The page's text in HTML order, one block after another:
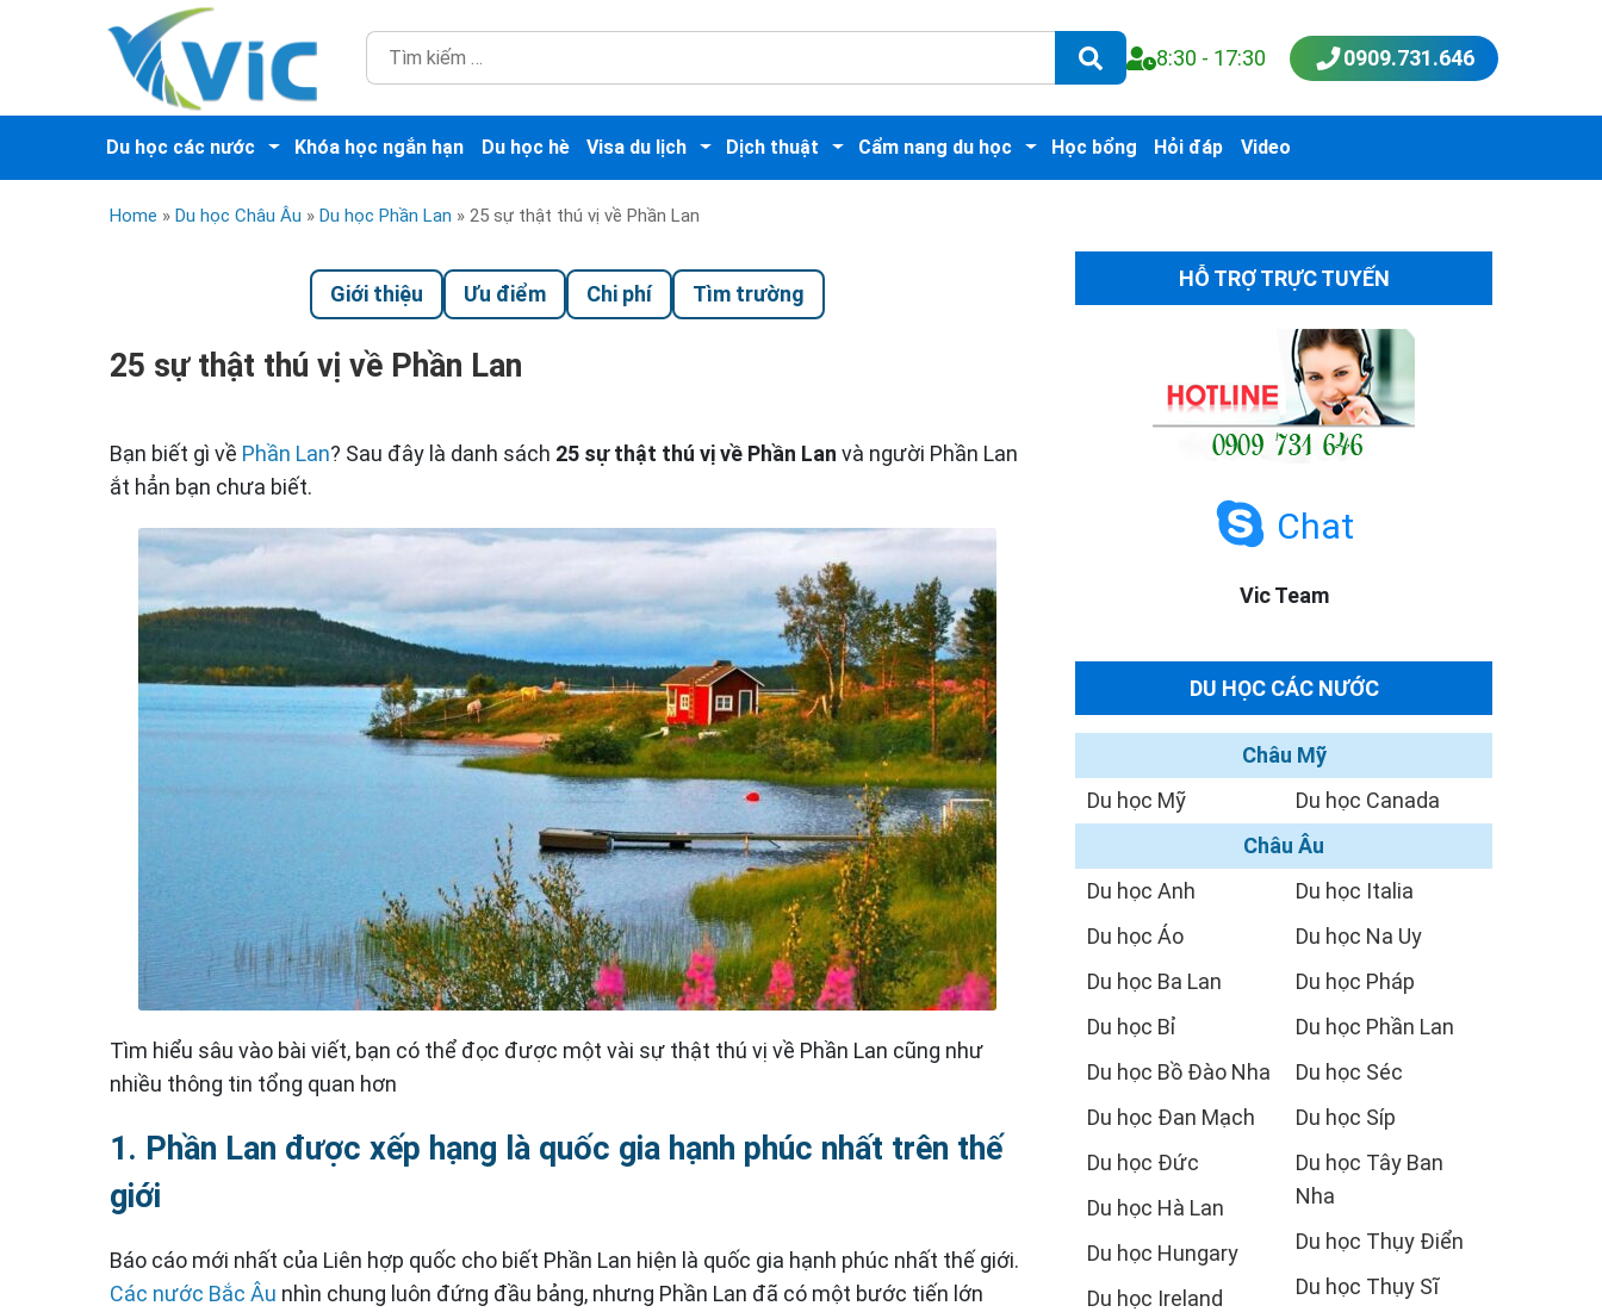
8:30 - 17:30 0909.731.646
Du học các nước Khóa học ngắn hạn Du học hè Visa du lịch Dịch thuật Cẩm nang du học Học bổng Hỏi đáp Video
Home » Du học Châu Âu » Du học Phần Lan » 25 sự thật thú vị về Phần Lan
Giới thiệu Ưu điểm Chi phí Tìm trường
25 sự thật thú vị về Phần Lan
Bạn biết gì về Phần Lan? Sau đây là danh sách 25 sự thật thú vị về Phần Lan và người Phần Lan
ắt hẳn bạn chưa biết.
Tìm hiểu sâu vào bài viết, bạn có thể đọc được một vài sự thật thú vị về Phần Lan cũng như
nhiều thông tin tổng quan hơn
1. Phần Lan được xếp hạng là quốc gia hạnh phúc nhất trên thế
giới
Báo cáo mới nhất của Liên hợp quốc cho biết Phần Lan hiện là quốc gia hạnh phúc nhất thế giới.
Các nước Bắc Âu nhìn chung luôn đứng đầu bảng, nhưng Phần Lan đã có một bước tiến lớn
HỖ TRỢ TRỰC TUYẾN
Chat
Vic Team
DU HỌC CÁC NƯỚC
Châu Mỹ
Du học Mỹ
Du học Canada
Châu Âu
Du học Anh
Du học Áo
Du học Ba Lan
Du học Bỉ
Du học Bồ Đào Nha
Du học Đan Mạch
Du học Đức
Du học Hà Lan
Du học Hungary
Du học Ireland
Du học Italia
Du học Na Uy
Du học Pháp
Du học Phần Lan
Du học Séc
Du học Síp
Du học Tây Ban
Nha
Du học Thụy Điển
Du học Thụy Sĩ